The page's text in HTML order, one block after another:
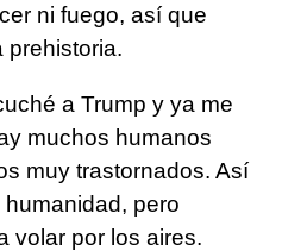
ni fuego, así que
prehistoria.
a Trump y ya me
muchos humanos
muy trastornados. Así
pero
volar por los aires.